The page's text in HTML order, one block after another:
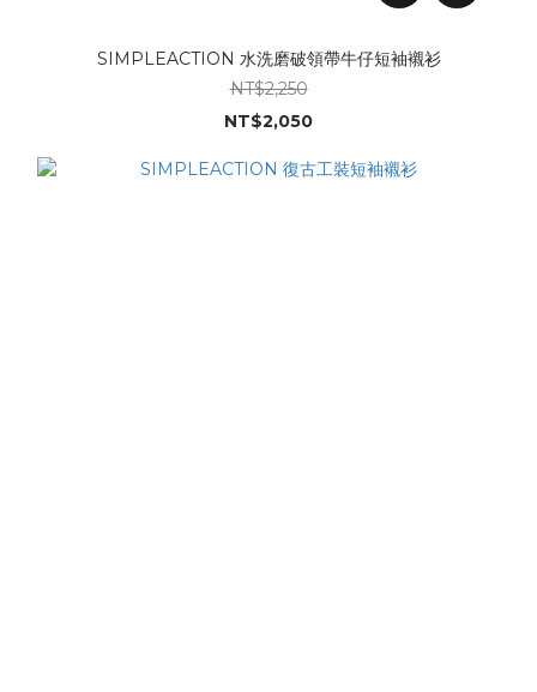
SIMPLEACTION 水洗磨破領帶牛仔短袖襯衫
NT$2,250
NT$2,050